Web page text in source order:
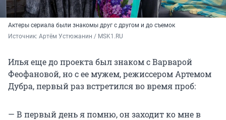
Актеры сериала были знакомы друг с другом и до съемок
Источник: Артём Устюжанин / MSK1.RU
Илья еще до проекта был знаком с Варварой
Феофановой, но с ее мужем, режиссером Артемом
Дубра, первый раз встретился во время проб:
— В первый день я помню, он заходит ко мне в